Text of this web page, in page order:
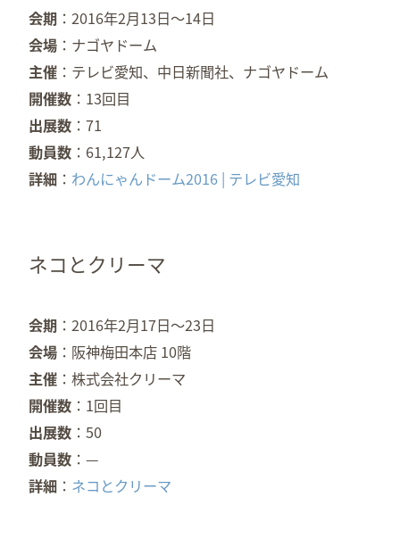
会期
2016年2月13日～14日
会場
ナゴヤドーム
主催
テレビ愛知、中日新聞社、ナゴヤドーム
開催数
13回目
出展数
71
動員数
61,127人
詳細
わんにゃんドーム2016 | テレビ愛知
ネコとクリーマ
会期
2016年2月17日〜23日
会場
阪神梅田本店 10階
主催
株式会社クリーマ
開催数
1回目
出展数
50
動員数
—
詳細
ネコとクリーマ